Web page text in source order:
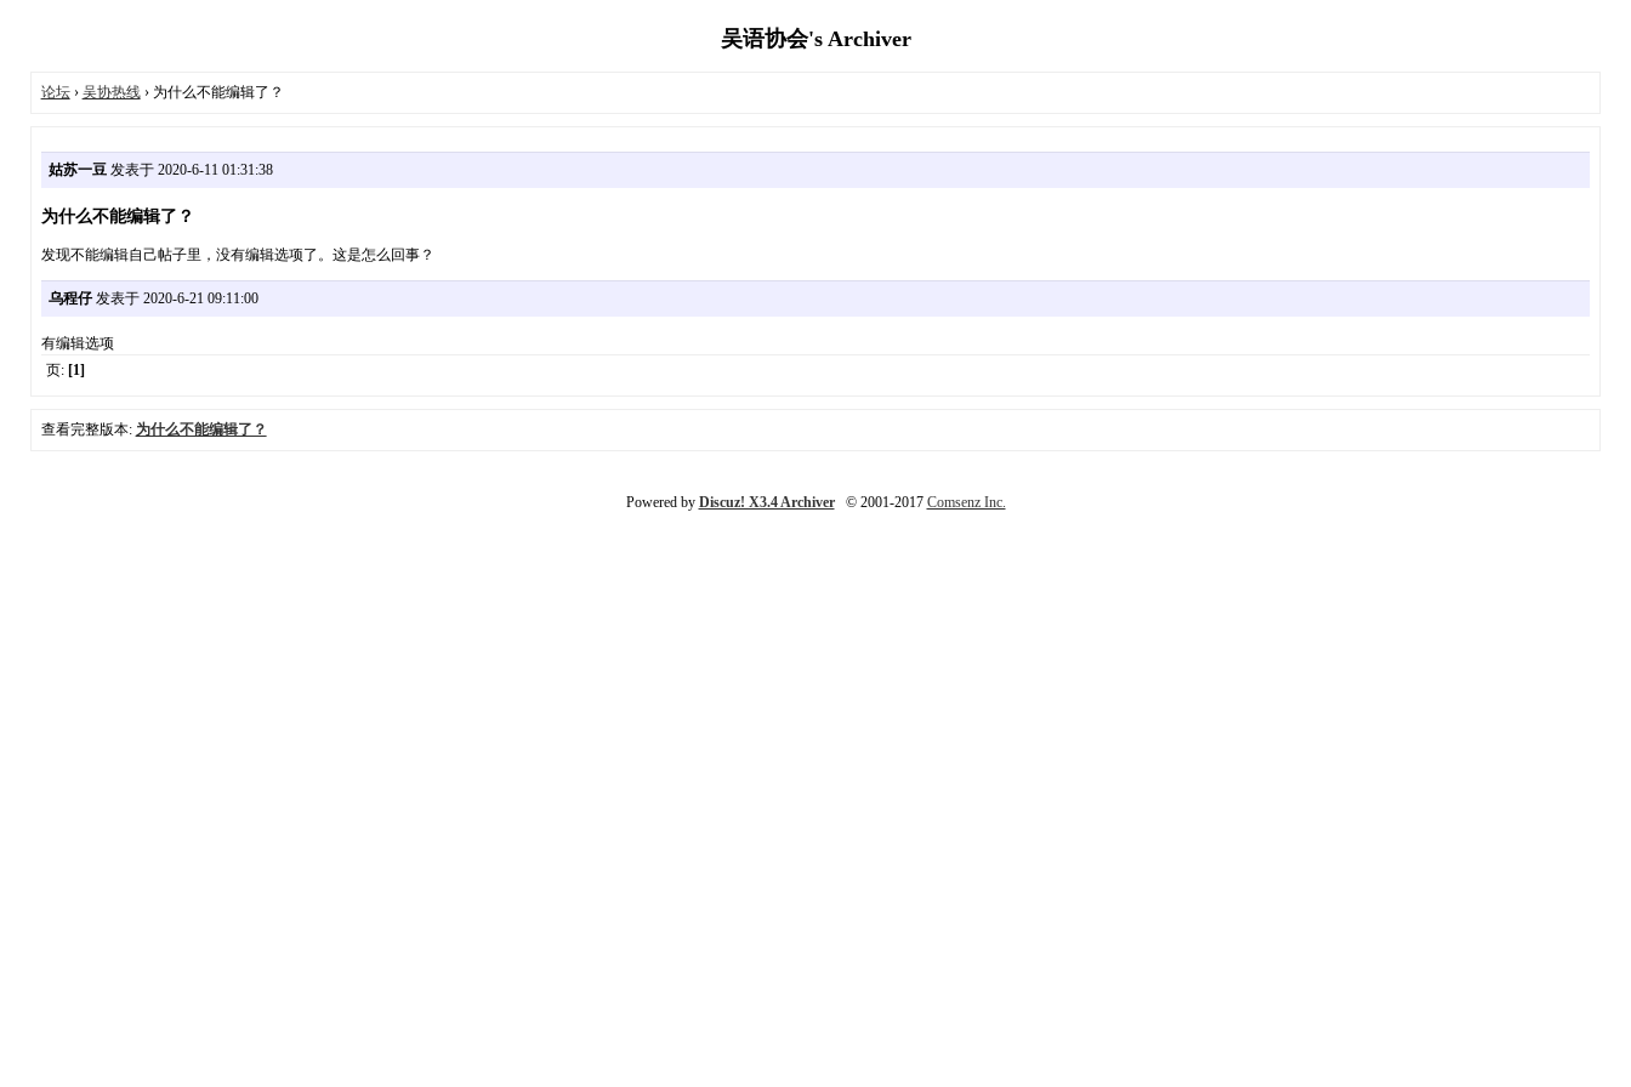
吴语协会's Archiver
论坛› 吴协热线› 为什么不能编辑了？
姑苏一豆发表于 2020-6-11 01:31:38
为什么不能编辑了？
发现不能编辑自己帖子里，没有编辑选项了。这是怎么回事？
乌程仔发表于 2020-6-21 09:11:00
有编辑选项
页: [1]
查看完整版本: 为什么不能编辑了？
Powered by Discuz! X3.4 Archiver© 2001-2017 Comsenz Inc.